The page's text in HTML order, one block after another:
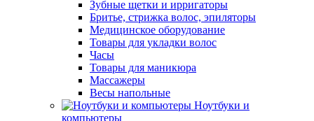
Зубные щетки и ирригаторы
Бритье, стрижка волос, эпиляторы
Медицинское оборудование
Товары для укладки волос
Часы
Товары для маникюра
Массажеры
Весы напольные
Ноутбуки и
компьютеры